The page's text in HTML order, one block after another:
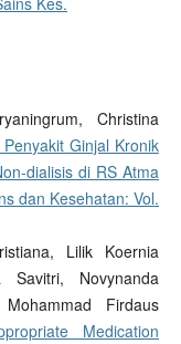
Christina
Ginjal Kronik
dialisis di RS Atma
dan Kesehatan: Vol.
Lilik Koernia
Savitri, Novynanda
Firdaus
Medication